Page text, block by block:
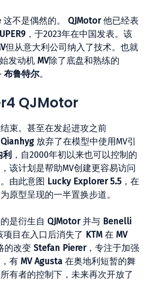
这不是偶然的。 QJMotor他已经表
，于2023年在中国发表。该
但从意大利公司纳入了技术。也就
发动机 MV除了底盘和熟练的
布鲁特尔。
QJMotor
束。甚至在发起进攻之前
Qianhyg放弃了在模型中使用MV引
利 ，自2000年初以来也可以控制的
该计划是帮助MV创建更容易访问
由此意图 Lucky Explorer 5.5 ，在
原型呈现的一半置换步道。
是衍生自 QJMotor并与 Benelli
项目在入口后消失了 KTM在 MV
的改变 Stefan Pierer，专注于加强
有 MV Agusta 在奥地利短暂的舞
有者的控制下，未来再次开放了